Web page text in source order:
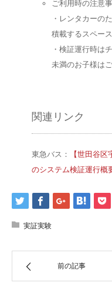
ご利用時の注意
・レンタカーの
積載するスペー
・検証運行時は
未満のお子様は
関連リンク
東急バス：
【世田谷
のシステム検証運行概
実証実験
前の記事